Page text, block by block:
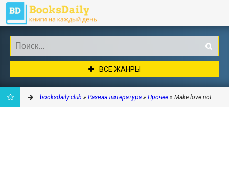
ВСЕ ЖАНРЫ
booksdaily.club » Разная литература » Прочее » Make love not war